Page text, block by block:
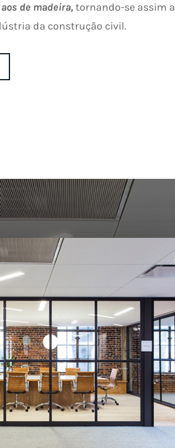
de madeira,tornando-se assim a
da construção civil.